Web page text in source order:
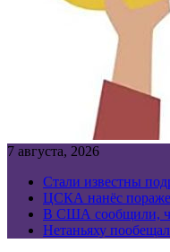
7 августа, 2026
Стали известны
ЦСКА нанёс
В США сообщили,
Нетаньяху